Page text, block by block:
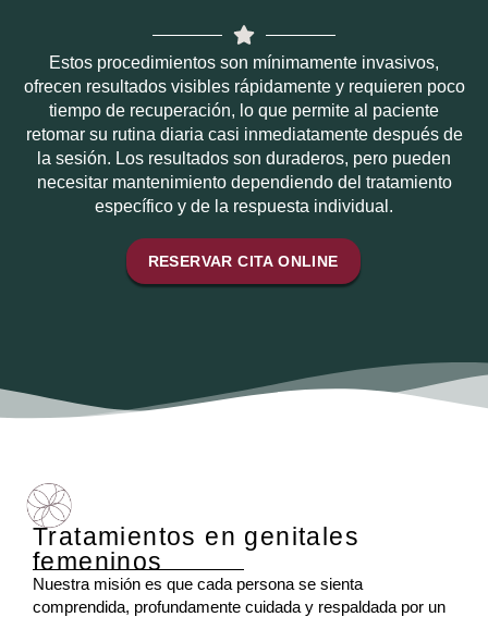
Estos procedimientos son mínimamente invasivos,
ofrecen resultados visibles rápidamente y requieren poco
tiempo de recuperación, lo que permite al paciente
retomar su rutina diaria casi inmediatamente después de
la sesión. Los resultados son duraderos, pero pueden
necesitar mantenimiento dependiendo del tratamiento
específico y de la respuesta individual.
RESERVAR CITA ONLINE
Tratamientos en genitales
femeninos
Nuestra misión es que cada persona se sienta
comprendida, profundamente cuidada y respaldada por un